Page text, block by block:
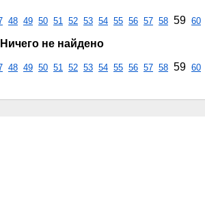
48 49 50 51 52 53 54 55 56 57 58 59 60
Ничего не найдено
48 49 50 51 52 53 54 55 56 57 58 59 60